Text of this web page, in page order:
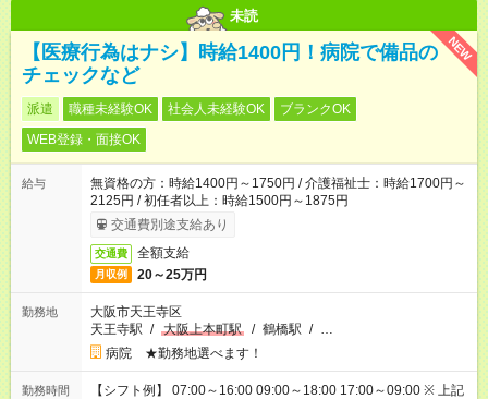
未読
NEW
【医療行為はナシ】時給1400円！病院で備品の
チェックなど
派遣 職種未経験OK 社会人未経験OK
ブランクOK
WEB登録・面接OK
給与
無資格の方：時給1400円～1750円 / 介護福祉士：時給1700円～
2125円 / 初任者以上：時給1500円～1875円
交通費別途支給あり
交通費 全額支給
月収例 20～25万円
勤務地
大阪市天王寺区
天王寺駅 / 大阪上本町駅 / 鶴橋駅 / …
病院 ★勤務地選べます！
勤務時間
【シフト例】 07:00～16:00 09:00～18:00 17:00～09:00 ※ 上記